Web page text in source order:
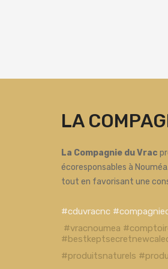
LA
La Compagnie du Vrac
écoresponsables à
tout en favorisant une
#cduvracnc
#vracnoumea
#produitsnaturels